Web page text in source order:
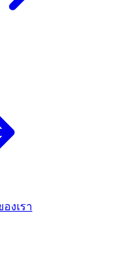
งเรา